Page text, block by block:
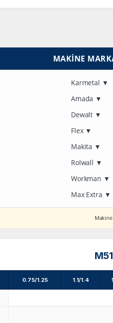
MAKINE
Karmetal ▼
Amada ▼
Dewalt ▼
Flex ▼
Makita ▼
Rolwall ▼
Workman ▼
Max Extra ▼
0.75/1.25 1.1/1.4